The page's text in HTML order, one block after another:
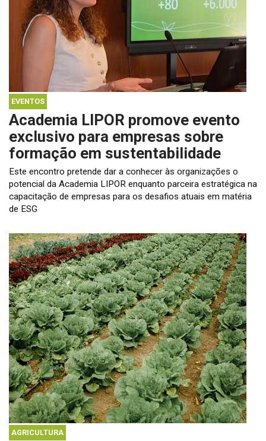
EVENTOS
Academia LIPOR promove evento
exclusivo para empresas sobre
formação em sustentabilidade
Este encontro pretende dar a conhecer às organizações o
potencial da Academia LIPOR enquanto parceira estratégica na
capacitação de empresas para os desafios atuais em matéria
de ESG
AGRICULTURA